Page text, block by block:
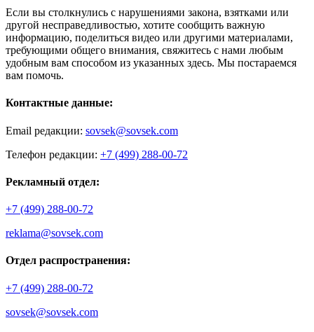
Если вы столкнулись с нарушениями закона, взятками или
другой несправедливостью, хотите сообщить важную
информацию, поделиться видео или другими материалами,
требующими общего внимания, свяжитесь с нами любым
удобным вам способом из указанных здесь. Мы постараемся
вам помочь.
Контактные данные:
Email редакции: sovsek@sovsek.com
Телефон редакции: +7 (499) 288-00-72
Рекламный отдел:
+7 (499) 288-00-72
reklama@sovsek.com
Отдел распространения:
+7 (499) 288-00-72
sovsek@sovsek.com